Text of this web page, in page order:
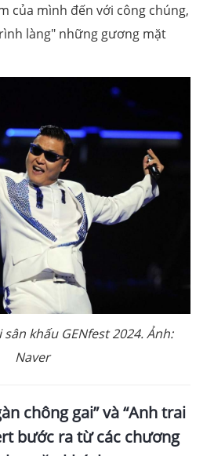
của mình đến với công chúng,
làng" những gương mặt
khấu GENfest 2024. Ảnh:
Naver
chông gai” và “Anh trai
bước ra từ các chương